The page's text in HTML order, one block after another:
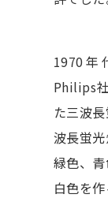
1970年
Philips
た三波
波長蛍光
緑色、
白色を